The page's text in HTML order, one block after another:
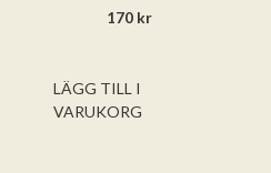
170 kr
LÄGG TILL I
VARUKORG